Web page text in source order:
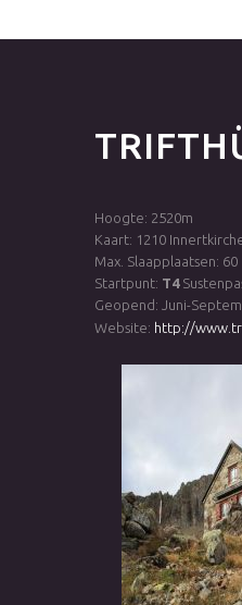
Hoogte: 2520m
Kaart: 1210
Max. Slaapplaatsen: 60
Startpunt: T4
Geopend: Juni-
Website: http://